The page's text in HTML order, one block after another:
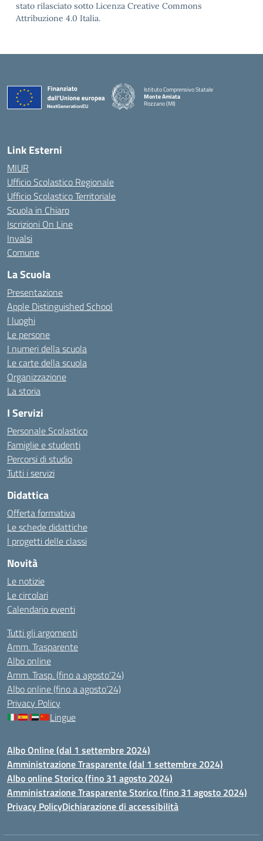
stato rilasciato sotto Licenza Creative Commons
Attribuzione 4.0 Italia.
Istituto Comprensivo Statale
Monte Amiata
Rozzano (MI)
Link Esterni
MIUR
Ufficio Scolastico Regionale
Ufficio Scolastico Territoriale
Scuola in Chiaro
Iscrizioni On Line
Invalsi
Comune
La Scuola
Presentazione
Apple Distinguished School
I luoghi
Le persone
I numeri della scuola
Le carte della scuola
Organizzazione
La storia
I Servizi
Personale Scolastico
Famiglie e studenti
Percorsi di studio
Tutti i servizi
Didattica
Offerta formativa
Le schede didattiche
I progetti delle classi
Novità
Le notizie
Le circolari
Calendario eventi
Tutti gli argomenti
Amm. Trasparente
Albo online
Amm. Trasp. (fino a agosto’24)
Albo online (fino a agosto’24)
Privacy Policy
Lingue
Albo Online (dal 1 settembre 2024)
Amministrazione Trasparente (dal 1 settembre 2024)
Albo online Storico (fino 31 agosto 2024)
Amministrazione Trasparente Storico (fino 31 agosto 2024)
Privacy PolicyDichiarazione di accessibilità